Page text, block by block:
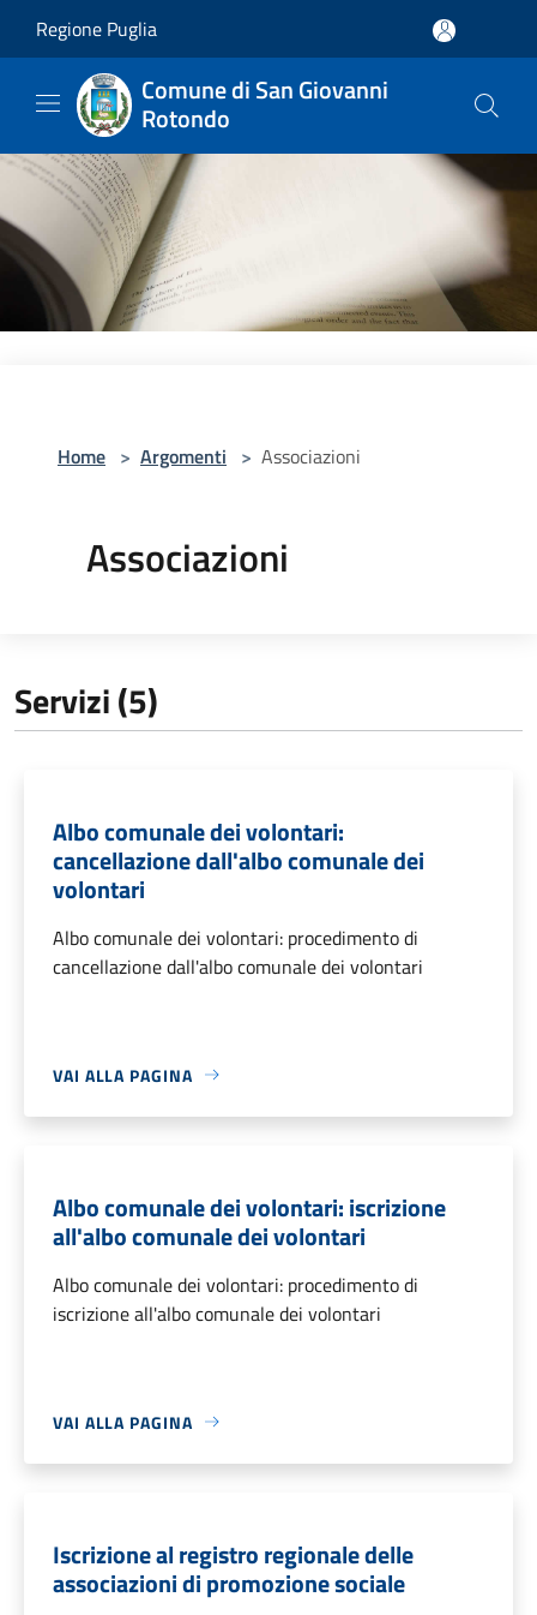
Regione Puglia
Comune di San Giovanni
Rotondo
Home > Argomenti > Associazioni
Associazioni
Servizi (5)
Albo comunale dei volontari:
cancellazione dall'albo comunale dei
volontari
Albo comunale dei volontari: procedimento di
cancellazione dall'albo comunale dei volontari
VAI ALLA PAGINA
Albo comunale dei volontari: iscrizione
all'albo comunale dei volontari
Albo comunale dei volontari: procedimento di
iscrizione all'albo comunale dei volontari
VAI ALLA PAGINA
Iscrizione al registro regionale delle
associazioni di promozione sociale